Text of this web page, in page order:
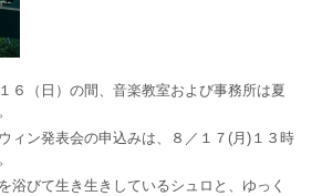
６（日）の間、音楽教室および事務所は夏
ィン発表会の申込みは、８／１７(月)１３時
浴びて生き生きしているシュロと、ゆっく